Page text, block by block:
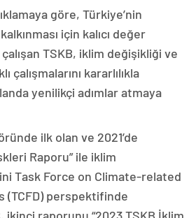
göre, Türkiye’nin
için kalıcı değer
TSKB, iklim değişikliği ve
kararlılıkla
yenilikçi adımlar atmaya
ilk olan ve 2021’de
Raporu” ile iklim
Task Force on Climate-related
(TCFD) perspektifinde